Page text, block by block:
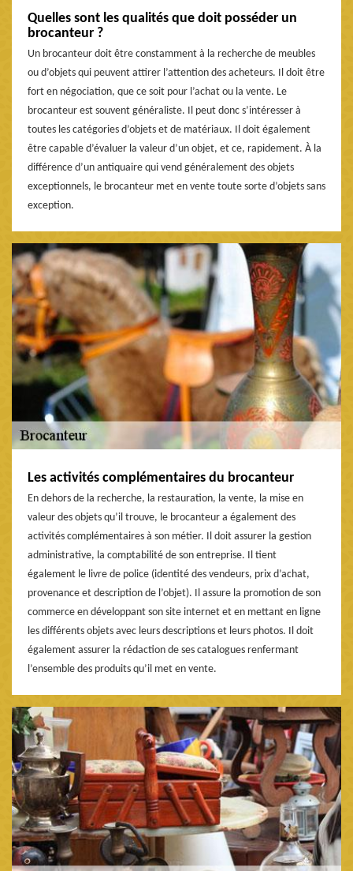
Quelles sont les qualités que doit posséder un
brocanteur ?
Un brocanteur doit être constamment à la recherche de meubles
ou d’objets qui peuvent attirer l’attention des acheteurs. Il doit être
fort en négociation, que ce soit pour l’achat ou la vente. Le
brocanteur est souvent généraliste. Il peut donc s’intéresser à
toutes les catégories d’objets et de matériaux. Il doit également
être capable d’évaluer la valeur d’un objet, et ce, rapidement. À la
différence d’un antiquaire qui vend généralement des objets
exceptionnels, le brocanteur met en vente toute sorte d’objets sans
exception.
Les activités complémentaires du brocanteur
En dehors de la recherche, la restauration, la vente, la mise en
valeur des objets qu’il trouve, le brocanteur a également des
activités complémentaires à son métier. Il doit assurer la gestion
administrative, la comptabilité de son entreprise. Il tient
également le livre de police (identité des vendeurs, prix d’achat,
provenance et description de l’objet). Il assure la promotion de son
commerce en développant son site internet et en mettant en ligne
les différents objets avec leurs descriptions et leurs photos. Il doit
également assurer la rédaction de ses catalogues renfermant
l’ensemble des produits qu’il met en vente.